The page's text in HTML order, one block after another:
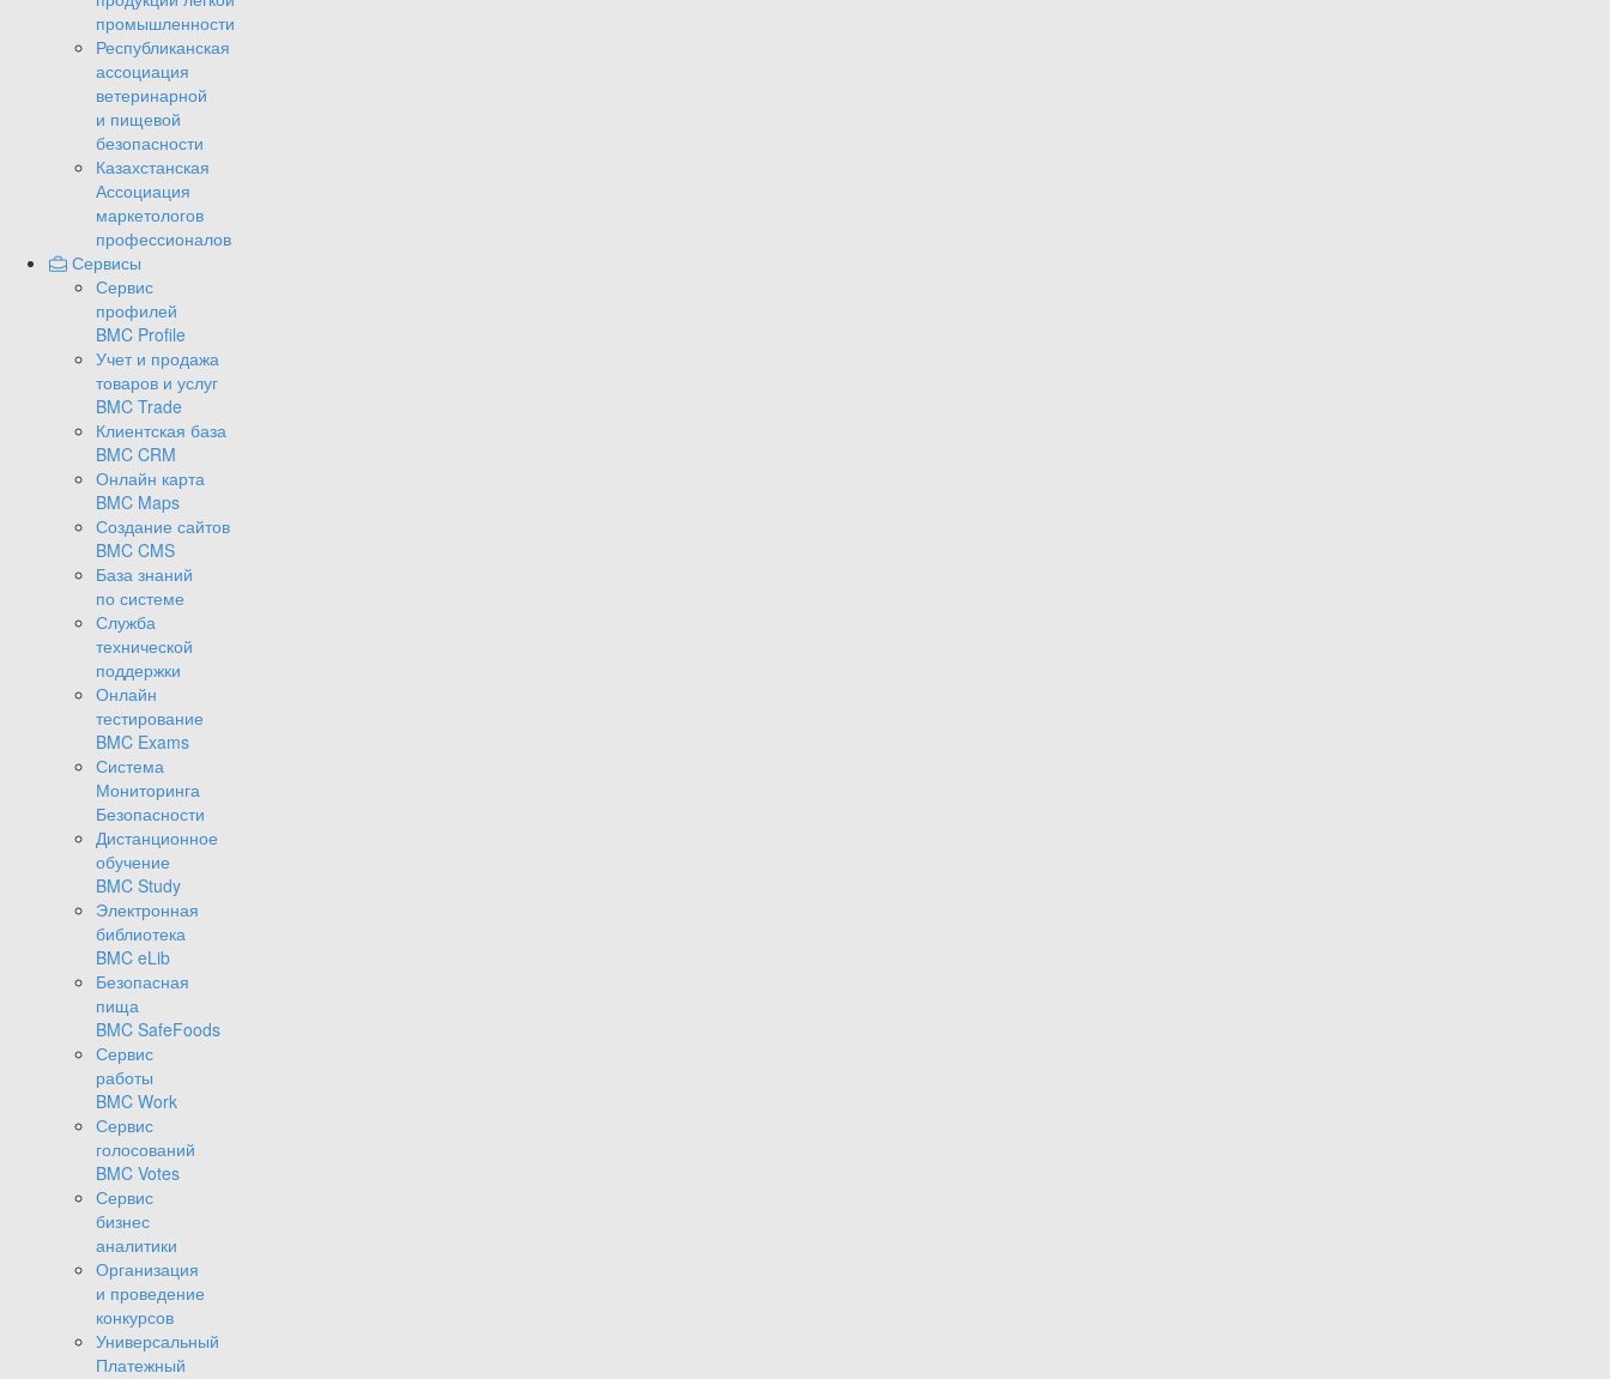
промышленности
Республиканская
ассоциация
ветеринарной
и пищевой
безопасности
Казахстанская
Ассоциация
маркетологов
профессионалов
Сервисы
Сервис
профилей
BMC Profile
Учет и продажа
товаров и услуг
BMC Trade
Клиентская база
BMC CRM
Онлайн карта
BMC Maps
Создание сайтов
BMC CMS
База знаний
по системе
Служба
технической
поддержки
Онлайн
тестирование
BMC Exams
Система
Мониторинга
Безопасности
Дистанционное
обучение
BMC Study
Электронная
библиотека
BMC eLib
Безопасная
пища
BMC SafeFoods
Сервис
работы
BMC Work
Сервис
голосований
BMC Votes
Сервис
бизнес
аналитики
Организация
и проведение
конкурсов
Универсальный
Платежный